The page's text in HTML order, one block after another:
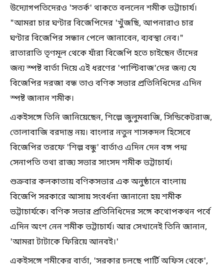
উদ্যোগপতিদেরও 'সতর্ক' থাকতে বললেন শমীক ভট্টাচার্য।
"আমরা চার ঘণ্টার বিজেপিদের 'খুঁজছি, আপনারাও চার
ঘণ্টার বিজেপির সন্ধান পেলে জানাবেন, ব্যবস্থা নেব।"
রাতারাতি তৃণমূল থেকে যাঁরা বিজেপি হতে চাইছেন তাঁদের
জন্য স্পষ্ট বার্তা দিয়ে এই ধরণের 'পাল্টিবাজ'দের জন্য যে
বিজেপির দরজা বন্ধ তাও বণিক সভার প্রতিনিধিদের এদিন
স্পষ্ট জানান শমীক।
একইসঙ্গে তিনি জানিয়েছেন, শিল্পে জুলুমবাজি, সিন্ডিকেটরাজ,
তোলাবাজি বরদাস্ত নয়। বাংলার নতুন শাসকদল হিসেবে
বিজেপির তরফে 'শিল্প বন্ধু' বার্তাও এদিন দেন বঙ্গ পদ্ম
সেনাপতি তথা রাজ্য সভার সাংসদ শমীক ভট্টাচার্য।
শুক্রবার কলকাতায় বণিকসভার এক অনুষ্ঠানে বাংলায়
বিজেপি সরকারে আসায় সংবর্ধনা জানানো হয় শমীক
ভট্টাচার্যকে। বণিক সভার প্রতিনিধিদের সঙ্গে কথোপকথন পর্বে
এদিন অংশ নেন শমীক ভট্টাচাৰ্য। আর সেখানেই তিনি জানান,
'আমরা টাটাকে ফিরিয়ে আনবই।'
একইসঙ্গে শমীকের বার্তা, 'সরকার চলছে পার্টি অফিস থেকে',